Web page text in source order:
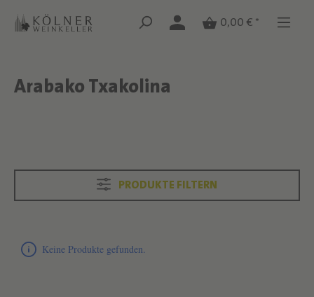
Zum Hauptinhalt springen
Zum Hauptinhalt springen
0,00 € *
Text überspringen
Arabako Txakolina
Text überspringen
PRODUKTE FILTERN
Keine Produkte gefunden.